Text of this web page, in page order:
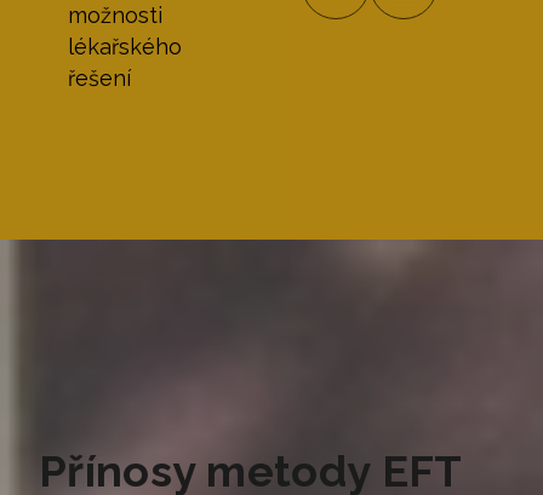
možnosti
lékařského
řešení
Přínosy metody EFT